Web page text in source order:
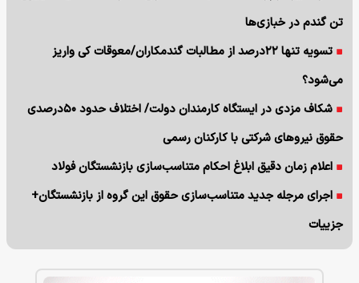
تن گندم در خبازی‌ها
تسویه تنها ۲۲درصد از مطالبات گندمکاران/معوقات کی واریز
می‌شود؟
شکاف مزدی در ایستگاه کارمندان دولت/ اختلاف حدود ۵۰درصدی
حقوق نیروهای شرکتی با کارکنان رسمی
اعلام زمان دقیق ابلاغ احکام متناسب‌سازی بازنشستگان فولاد
اجرای مرجله جدید متناسب‌سازی حقوق این گروه از بازنشستگان+
جزییات